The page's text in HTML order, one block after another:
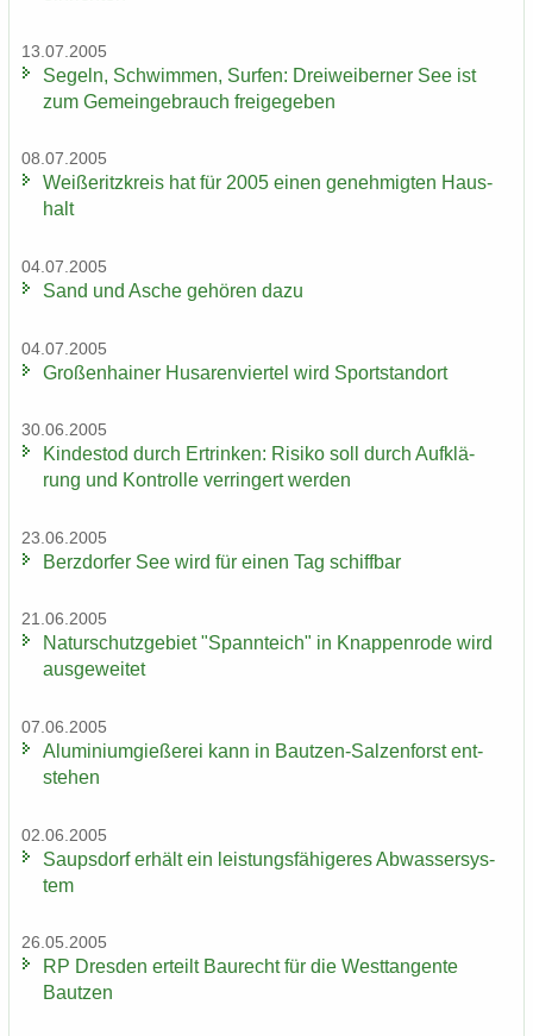
13.07.2005
Se­geln, Schwim­men, Sur­fen: Drei­wei­ber­ner See ist
zum Ge­mein­ge­brauch frei­ge­ge­ben
08.07.2005
Wei­ße­ritz­kreis hat für 2005 einen ge­neh­mig­ten Haus­
halt
04.07.2005
Sand und Asche ge­hö­ren dazu
04.07.2005
Gro­ßen­hai­ner Hu­sa­ren­vier­tel wird Sport­stand­ort
30.06.2005
Kin­des­tod durch Er­trin­ken: Ri­si­ko soll durch Auf­klä­
rung und Kon­trol­le ver­rin­gert wer­den
23.06.2005
Berz­dor­fer See wird für einen Tag schiff­bar
21.06.2005
Na­tur­schutz­ge­biet "Spann­teich" in Knap­pen­ro­de wird
aus­ge­wei­tet
07.06.2005
Alu­mi­ni­um­gie­ße­rei kann in Bautzen-​Salzenforst ent­
ste­hen
02.06.2005
Saups­dorf er­hält ein leis­tungs­fä­hi­ge­res Ab­was­ser­sys­
tem
26.05.2005
RP Dres­den er­teilt Bau­recht für die West­tan­gen­te
Baut­zen